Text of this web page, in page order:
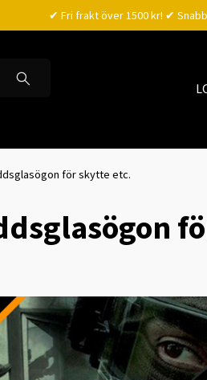
✔ Fri frakt över 1500 kr! ✔
för skytte etc.